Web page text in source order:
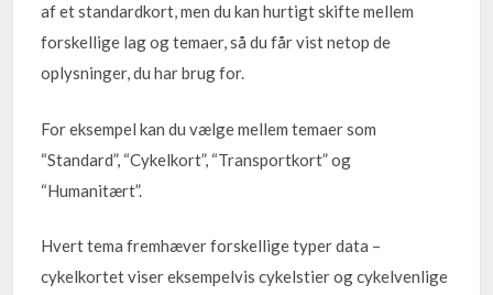
af et standardkort, men du kan hurtigt skifte mellem
forskellige lag og temaer, så du får vist netop de
oplysninger, du har brug for.
For eksempel kan du vælge mellem temaer som
“Standard”, “Cykelkort”, “Transportkort” og
“Humanitært”.
Hvert tema fremhæver forskellige typer data –
cykelkortet viser eksempelvis cykelstier og cykelvenlige